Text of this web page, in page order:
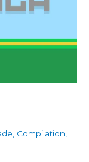
, Compilation,